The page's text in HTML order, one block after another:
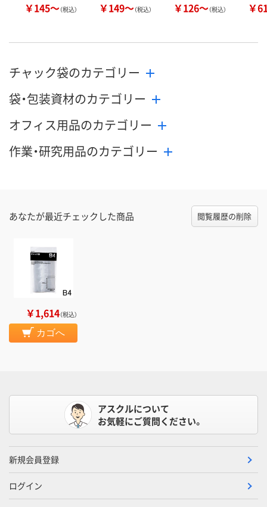
￥145～（税込） ￥149～（税込） ￥126～（税込） ￥
チャック袋のカテゴリー
袋・包装資材のカテゴリー
オフィス用品のカテゴリー
作業・研究用品のカテゴリー
あなたが最近チェックした商品 閲覧履歴の削除
￥1,614（税込）
カゴへ
アスクルについて
お気軽にご質問ください。
新規会員登録
ログイン